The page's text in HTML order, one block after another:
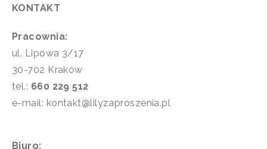
KONTAKT
Pracownia:
ul. Lipowa 3/17
30-702 Kraków
tel.: 660 229 512
e-mail: kontakt@lilyzaproszenia.pl
Biuro: